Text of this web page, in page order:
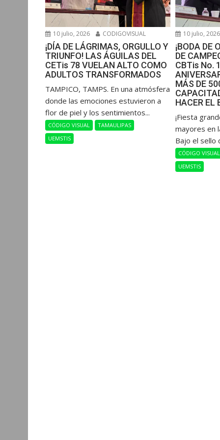
10 julio, 2026 CODIGOVISUAL
¡DÍA DE LÁGRIMAS, ORGULLO Y
TRIUNFO! LAS ÁGUILAS DEL
CETis 78 VUELAN ALTO COMO
ADULTOS TRANSFORMADOS
​TAMPICO, TAMPS. En una atmósfera
donde las emociones estuvieron a
flor de piel y los sentimientos...
CÓDIGO VISUAL
TAMAULIPAS
UEMSTIS
10 julio, 2026
¡BODA DE
DE
CBTis No.
MÁS DE
HACER EL
​¡Fiesta
mayores en
Bajo el sello
CÓDIGO VISUAL
UEMSTIS